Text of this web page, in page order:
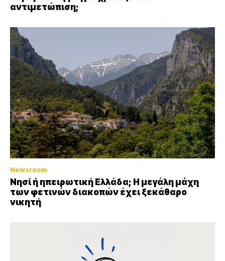
αντιμετώπιση;
Newsroom
Νησί ή ηπειρωτική Ελλάδα; Η μεγάλη μάχη
των φετινών διακοπών έχει ξεκάθαρο
νικητή